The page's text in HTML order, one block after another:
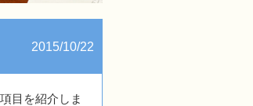
2015/10/22
目を紹介しま